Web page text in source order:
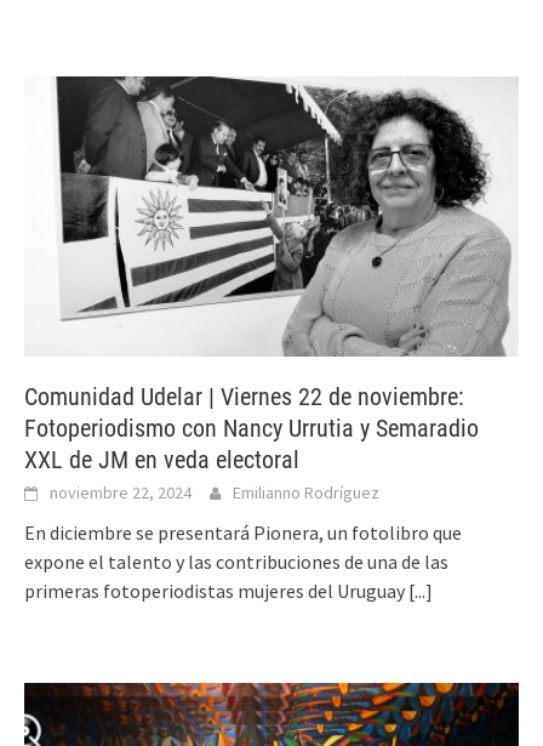
Comunidad Udelar | Viernes 22 de noviembre:
Fotoperiodismo con Nancy Urrutia y Semaradio
XXL de JM en veda electoral
noviembre 22, 2024 Emilianno Rodríguez
En diciembre se presentará Pionera, un fotolibro que
expone el talento y las contribuciones de una de las
primeras fotoperiodistas mujeres del Uruguay [...]